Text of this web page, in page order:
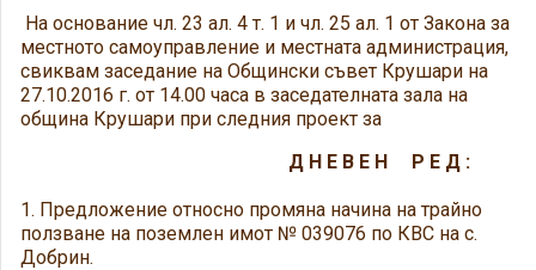
На основание чл. 23 ал. 4 т. 1 и чл. 25 ал. 1 от Закона за
местното самоуправление и местната администрация,
свиквам заседание на Общински съвет Крушари на
27.10.2016 г. от 14.00 часа в заседателната зала на
община Крушари при следния проект за
Д Н Е В Е Н Р Е Д :
1. Предложение относно промяна начина на трайно
ползване на поземлен имот № 039076 по КВС на с.
Добрин.